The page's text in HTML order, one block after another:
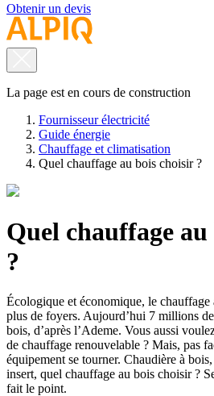
Obtenir un devis
La page est en cours de construction
Fournisseur électricité
Guide énergie
Chauffage et climatisation
Quel chauffage au bois choisir ?
Quel chauffage
?
Écologique et économique, le chauffage
plus de foyers. Aujourd’hui 7 millions
bois, d’après l’Ademe. Vous aussi
de chauffage renouvelable ? Mais, pas
équipement se tourner. Chaudière à
insert, quel chauffage au bois choisir ?
fait le point.